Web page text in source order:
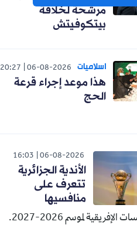
مرشحة لخلافة
بيتكوفيتش
اسلاميات 06-08-2026
20:27
هذا موعد إجراء قرعة
الحج
06-08-2026
16:03
الأندية الجزائرية
تتعرف على
منافسيها
الإفريقية لموسم 2026-2027.